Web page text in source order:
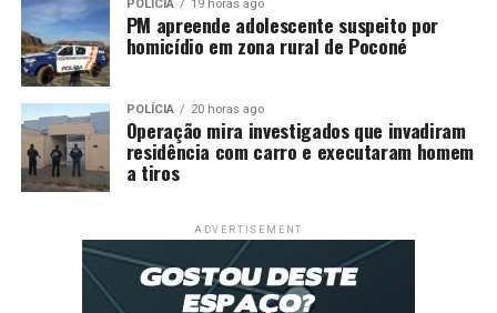
POLÍCIA 19 horas ago
PM apreende adolescente suspeito por
homicídio em zona rural de Poconé
POLÍCIA 20 horas ago
Operação mira investigados que invadiram
residência com carro e executaram homem
a tiros
ADVERTISEMENT